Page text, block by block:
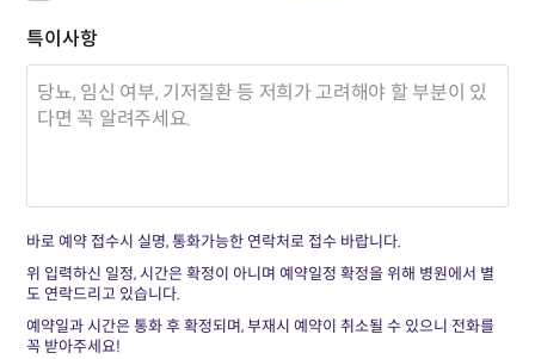
특이사항
바로 예약 접수시 실명, 통화가능한 연락처로 접수 바랍니다.
위 입력하신 일정, 시간은 확정이 아니며 예약일정 확정을 위해 병원에서 별
도 연락드리고 있습니다.
예약일과 시간은 통화 후 확정되며, 부재시 예약이 취소될 수 있으니 전화를
꼭 받아주세요!